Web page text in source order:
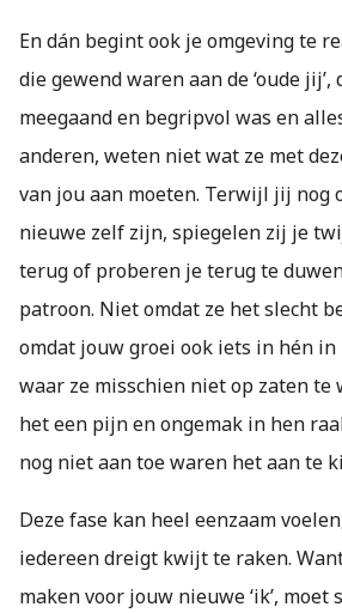
En dán begint ook je omgeving te
die gewend waren aan de ‘oude
meegaand en begripvol was en
anderen, weten niet wat ze met
van jou aan moeten. Terwijl jij nog
nieuwe zelf zijn, spiegelen zij je
terug of proberen je terug te
patroon. Niet omdat ze het slecht
omdat jouw groei ook iets in hén
waar ze misschien niet op zaten te
het een pijn en ongemak in hen
nog niet aan toe waren het aan te
Deze fase kan heel eenzaam
iedereen dreigt kwijt te raken.
maken voor jouw nieuwe ‘ik’, moet